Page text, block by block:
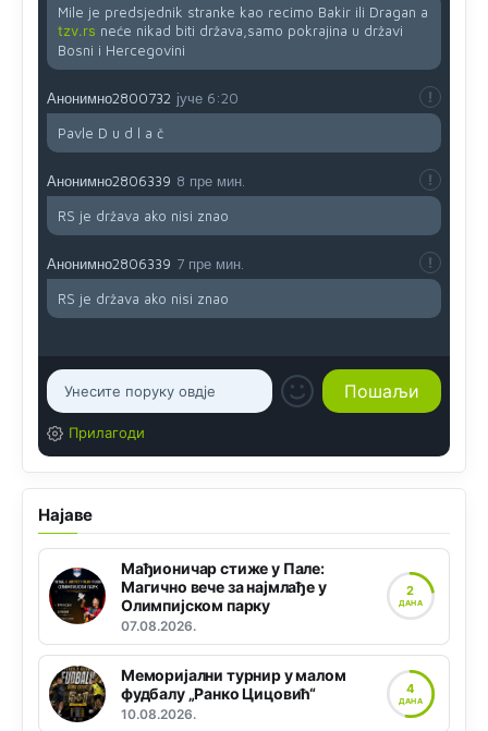
Mile je predsjednik stranke kao recimo Bakir ili Dragan a
tzv.rs neće nikad biti država,samo pokrajina u državi
Bosni i Hercegovini
Анонимно2800732 јуче 6:20
Pavle D u d l a č
Анонимно2806339 8 пре мин.
RS je država ako nisi znao
Анонимно2806339 7 пре мин.
RS je država ako nisi znao
Прилагоди
Најаве
Мађионичар стиже у Пале:
Магично вече за најмлађе у
Олимпијском парку
07.08.2026.
2
ДАНА
Меморијални турнир у малом
фудбалу „Ранко Цицовић“
10.08.2026.
4
ДАНА